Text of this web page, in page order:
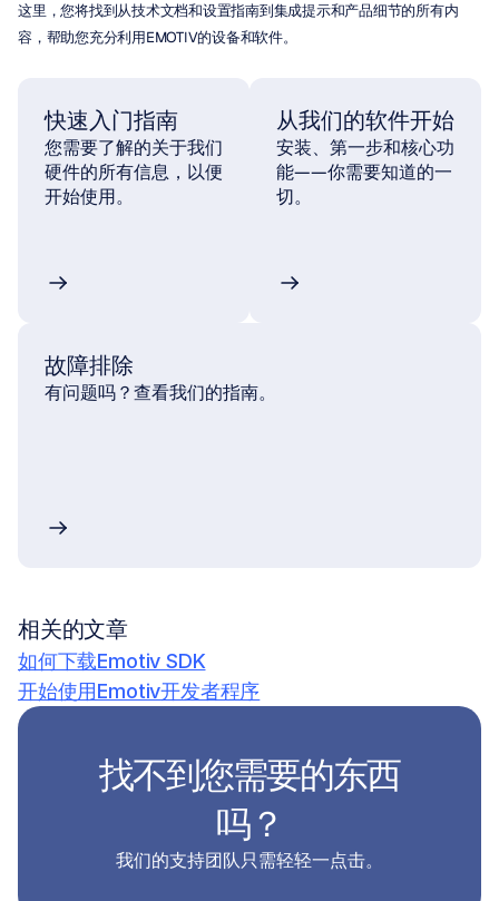
这里，您将找到从技术文档和设置指南到集成提示和产品细节的所有内
容，帮助您充分利用EMOTIV的设备和软件。
快速入门指南
您需要了解的关于我们
硬件的所有信息，以便
开始使用。
从我们的软件开始
安装、第一步和核心功
能——你需要知道的一
切。
故障排除
有问题吗？查看我们的指南。
相关的文章
如何下载Emotiv SDK
开始使用Emotiv开发者程序
找不到您需要的东西
吗？
我们的支持团队只需轻轻一点击。